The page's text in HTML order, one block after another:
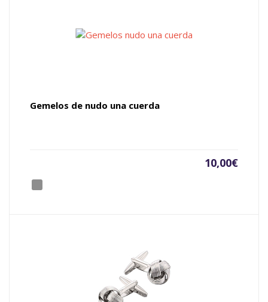
Gemelos de nudo una cuerda
10,00€